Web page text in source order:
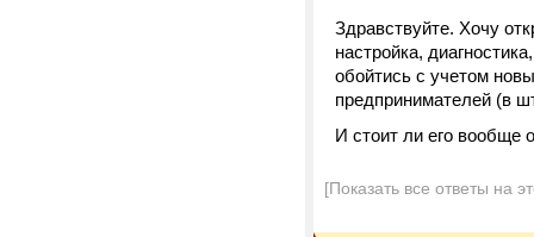
Здравствуйте. Хочу
настройка,
обойтись с учетом
предпринимателей (в
И стоит ли его вообще
[Показать все ответы на